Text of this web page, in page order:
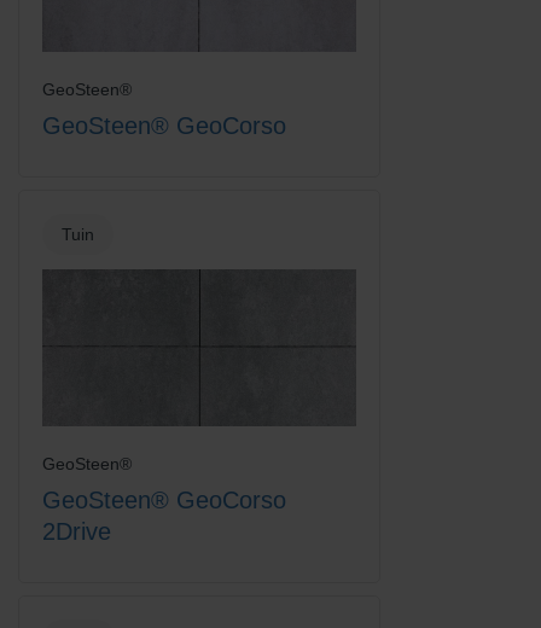
GeoSteen®
GeoSteen® GeoCorso
Tuin
GeoSteen®
GeoSteen® GeoCorso
2Drive